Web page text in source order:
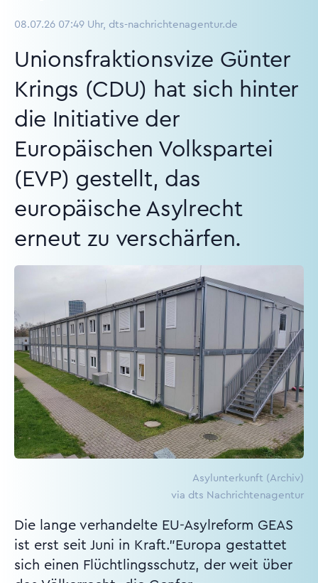
08.07.26 07:49 Uhr, dts-nachrichtenagentur.de
Unionsfraktionsvize Günter
Krings (CDU) hat sich hinter
die Initiative der
Europäischen Volkspartei
(EVP) gestellt, das
europäische Asylrecht
erneut zu verschärfen.
Asylunterkunft (Archiv)
via dts Nachrichtenagentur
Die lange verhandelte EU-Asylreform GEAS
ist erst seit Juni in Kraft."Europa gestattet
sich einen Flüchtlingsschutz, der weit über